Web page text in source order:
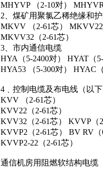
MHYVP （2-10对）
2、煤矿用聚氯乙稀绝缘和
MKVV （2-61芯）
MKVV32（2-61芯）
3、市内通信电缆
HYA（5-2400对） HYAT（
HYA53 （5-300对） HYAC
4﹑控制电缆及布电线（以
KVV （2-61芯）
KVV22（2-61芯）
KVV32（2-61芯） KVVP（
KVVP2（2-61芯） BV RV（
KVVP2-22（2-61芯）
通信机房用阻燃软结构电缆